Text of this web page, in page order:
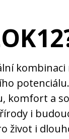
komfort a
i
život i